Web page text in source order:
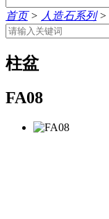
首页> 人造石系列>
柱盆
FA08